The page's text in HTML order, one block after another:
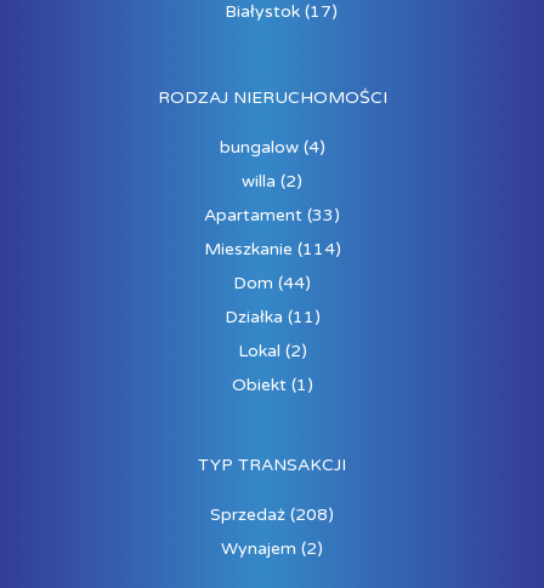
Białystok (17)
RODZAJ NIERUCHOMOŚCI
bungalow(4)
willa (2)
Apartament (33)
Mieszkanie (114)
Dom (44)
Działka (11)
Lokal (2)
Obiekt(1)
TYP TRANSAKCJI
Sprzedaż (208)
Wynajem (2)